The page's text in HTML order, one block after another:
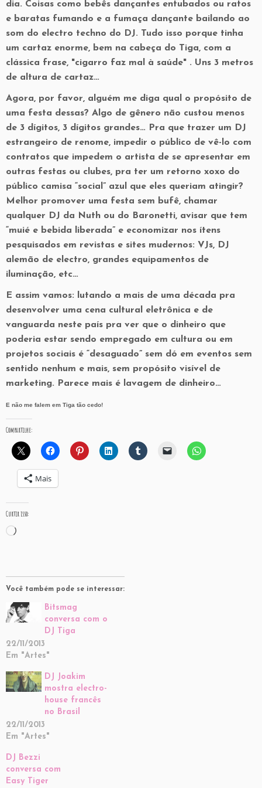
dia. Coisas como bebês dançantes entubados ou ratos
e baratas fumando e a fumaça dançante bailando ao
som do electro techno do DJ. Tudo isso porque tinha
um cartaz enorme, bem na cabeça do Tiga, com a
clássica frase, "cigarro faz mal à saúde" . Uns 3 metros
de altura de cartaz…
Agora, por favor, alguém me diga qual o propósito de
uma festa dessas? Algo de gênero não custou menos
de 3 dígitos, 3 dígitos grandes… Pra que trazer um DJ
estrangeiro de renome, impedir o público de vê-lo com
contratos que impedem o artista de se apresentar em
outras festas ou clubes, pra ter um retorno xoxo do
público camisa “social” azul que eles queriam atingir?
Melhor promover uma festa sem bufê, chamar
qualquer DJ da Nuth ou do Baronetti, avisar que tem
“muié e bebida liberada” e economizar nos ítens
pesquisados em revistas e sites mudernos: VJs, DJ
alemão de electro, grandes equipamentos de
iluminação, etc…
E assim vamos: lutando a mais de uma década pra
desenvolver uma cena cultural eletrônica e de
vanguarda neste país pra ver que o dinheiro que
poderia estar sendo empregado em cultura ou em
projetos sociais é “desaguado” sem dó em eventos sem
sentido nenhum e mais, sem propósito visível de
marketing. Parece mais é lavagem de dinheiro…
E não me falem em Tiga tão cedo!
Compartilhe:
Mais
Curtir isso:
Carregando...
Você também pode se interessar:
Bitsmag
conversa com o
DJ Tiga
22/11/2013
Em "Artes"
DJ Joakim
mostra electro-
house francês
no Brasil
22/11/2013
Em "Artes"
DJ Bezzi
conversa com
Easy Tiger